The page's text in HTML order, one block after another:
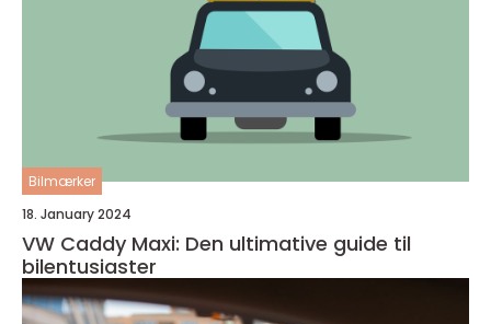
Bilmærker
18. January 2024
VW Caddy Maxi: Den ultimative guide til
bilentusiaster